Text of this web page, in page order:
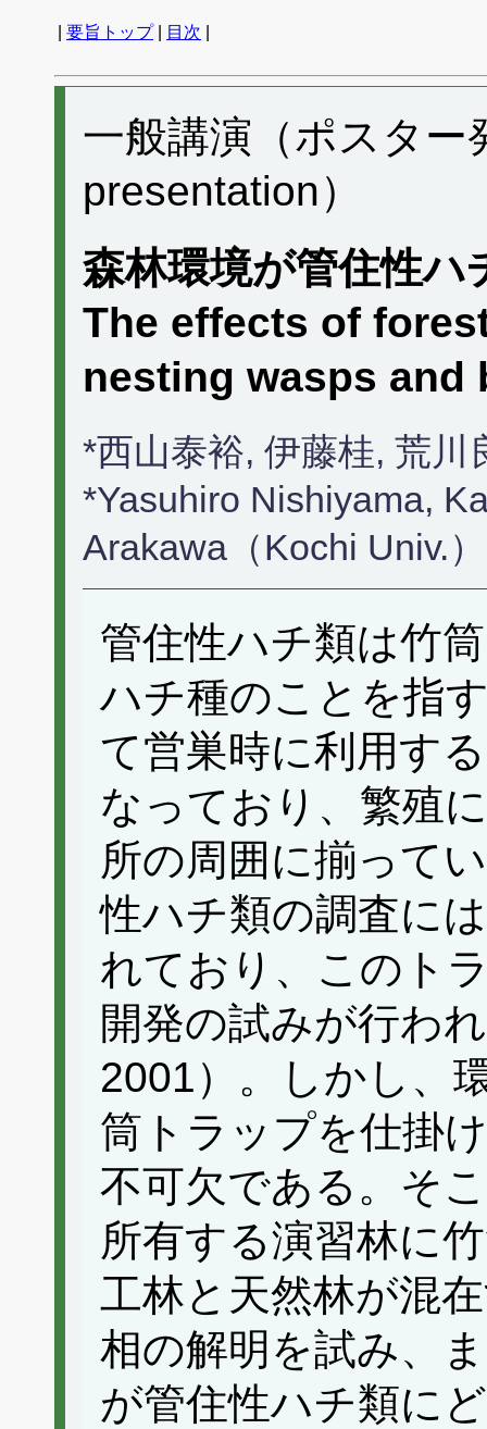
要旨トップ| 目次
一般講演（ポスタ
presentation）
森林環境が管住性ハ
The effects of
nesting wasps and
*西山泰裕, 伊藤桂, 荒川
*Yasuhiro Nishiyama,
Arakawa（Kochi Univ.）
管住性ハチ類は竹
ハチ種のことを指
て営巣時に利用す
なっており、繁殖
所の周囲に揃って
性ハチ類の調査に
れており、このト
開発の試みが行わ
2001）。しかし、
筒トラップを仕掛
不可欠である。そ
所有する演習林に
工林と天然林が混
相の解明を試み、
が管住性ハチ類に